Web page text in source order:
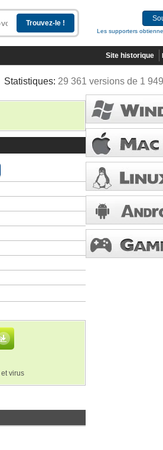
Les supporters
Site historique
Statistiques: 29 361 versions de 1
virus